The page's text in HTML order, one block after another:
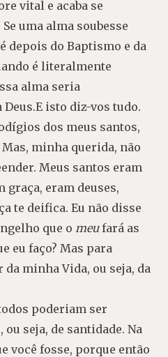
vital e acaba se
uma alma soubesse
depois do Baptismo e da
é literalmente
alma seria
isto diz-vos tudo.
dos meus santos,
minha querida, não
Meus santos eram
graça, eram deuses,
te deifica. Eu não disse
que o meufará as
eu faço? Mas para
minha Vida, ou seja, da
poderiam ser
seja, de santidade. Na
você fosse, porque então